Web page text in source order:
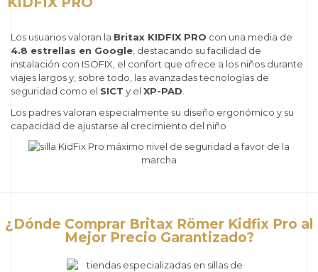
Los usuarios valoran la Britax KIDFIX PRO con una media de
4.8 estrellas en Google, destacando su facilidad de
instalación con ISOFIX, el confort que ofrece a los niños durante
viajes largos y, sobre todo, las avanzadas tecnologías de
seguridad como el SICT y el XP-PAD.
Los padres valoran especialmente su diseño ergonómico y su
capacidad de ajustarse al crecimiento del niño
¿Dónde Comprar Britax Römer Kidfix Pro al
Mejor Precio Garantizado?